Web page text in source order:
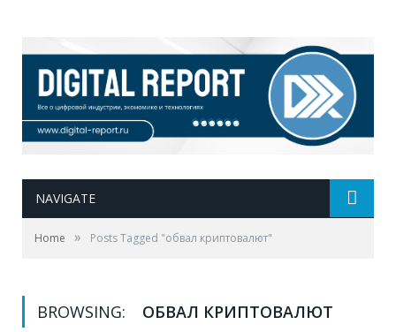
NAVIGATE
Home » Posts Tagged "обвал криптовалют"
BROWSING: ОБВАЛ КРИПТОВАЛЮТ